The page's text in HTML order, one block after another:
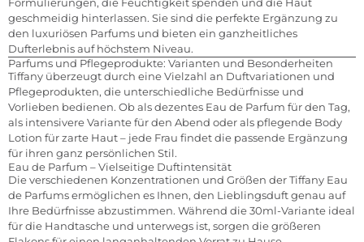
Formulierungen, die Feuchtigkeit spenden und die Haut
geschmeidig hinterlassen. Sie sind die perfekte Ergänzung zu
den luxuriösen Parfums und bieten ein ganzheitliches
Dufterlebnis auf höchstem Niveau.
Parfums und Pflegeprodukte: Varianten und Besonderheiten
Tiffany überzeugt durch eine Vielzahl an Duftvariationen und
Pflegeprodukten, die unterschiedliche Bedürfnisse und
Vorlieben bedienen. Ob als dezentes Eau de Parfum für den Tag,
als intensivere Variante für den Abend oder als pflegende Body
Lotion für zarte Haut – jede Frau findet die passende Ergänzung
für ihren ganz persönlichen Stil.
Eau de Parfum – Vielseitige Duftintensität
Die verschiedenen Konzentrationen und Größen der Tiffany Eau
de Parfums ermöglichen es Ihnen, den Lieblingsduft genau auf
Ihre Bedürfnisse abzustimmen. Während die 30ml-Variante ideal
für die Handtasche und unterwegs ist, sorgen die größeren